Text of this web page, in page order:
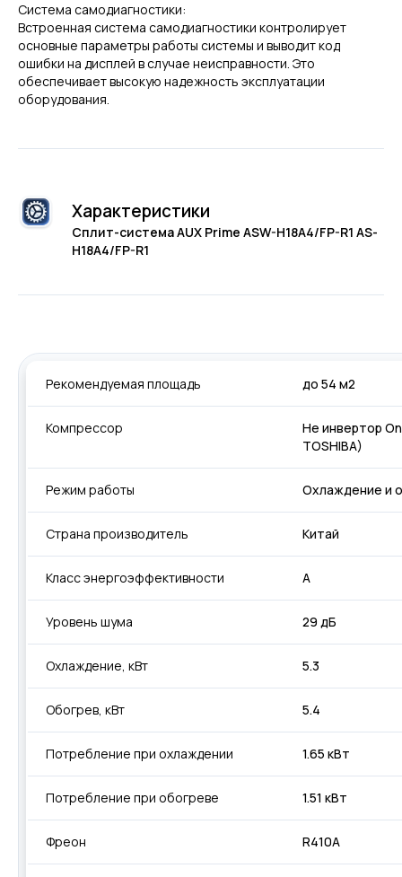
Система самодиагностики:
Встроенная система самодиагностики контролирует
основные параметры работы системы и выводит код
ошибки на дисплей в случае неисправности. Это
обеспечивает высокую надежность эксплуатации
оборудования.
Характеристики
Сплит-система AUX Prime ASW-H18A4/FP-R1 AS-
H18A4/FP-R1
Рекомендуемая площадь до 54 м2
Компрессор
Не инвертор
TOSHIBA)
Режим работы Охлаждение и
Страна производитель Китай
Класс энергоэффективности А
Уровень шума 29 дБ
Охлаждение, кВт 5.3
Обогрев, кВт 5.4
Потребление при охлаждении 1.65 кВт
Потребление при обогреве 1.51 кВт
Фреон R410A